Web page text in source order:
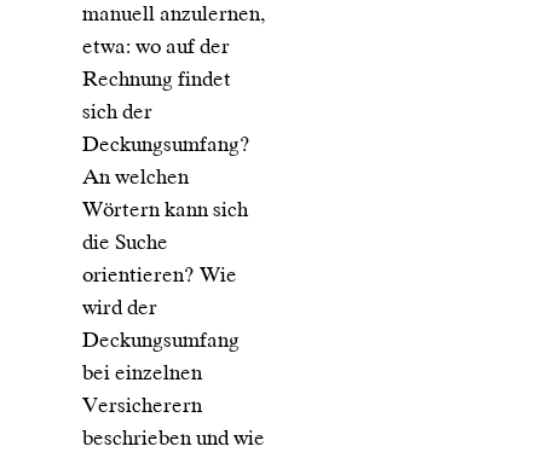
manuell anzulernen,
etwa: wo auf der
Rechnung findet
sich der
Deckungsumfang?
An welchen
Wörtern kann sich
die Suche
orientieren? Wie
wird der
Deckungsumfang
bei einzelnen
Versicherern
beschrieben und wie